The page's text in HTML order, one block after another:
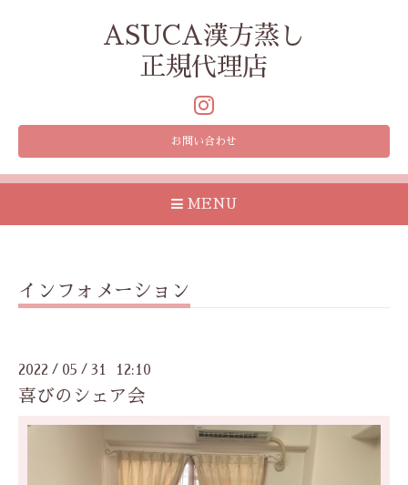
ASUCA漢方蒸し
正規代理店
お問い合わせ
MENU
インフォメーション
2022 / 05 / 31 12:10
喜びのシェア会